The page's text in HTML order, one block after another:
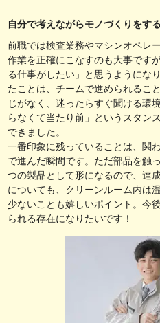
自分で考えながらモノづくりをす
前職では検査業務やマシンオペレ
作業を正確にこなすのも大事です
る仕事がしたい」と思うようにな
たことは、チームで進められるこ
じがなく、迷ったらすぐ聞ける環
らなくて当たり前」というスタン
できました。
一番印象に残っていることは、関
で進んだ瞬間です。ただ部品を触
つの製品として形になるので、達
についても、クリーンルーム内は
少ないことも嬉しいポイント。今
られる存在になりたいです！